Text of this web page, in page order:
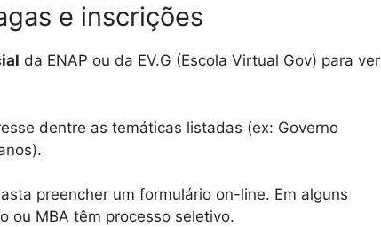
e inscrições
da ENAP ou da EV.G (Escola Virtual Gov) para ver
dentre as temáticas listadas (ex: Governo
preencher um formulário on-line. Em alguns
ou MBA têm processo seletivo.